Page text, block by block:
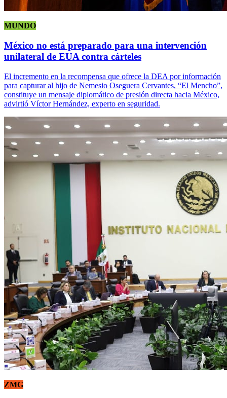
MUNDO
México no está preparado para una intervención
unilateral de EUA contra cárteles
El incremento en la recompensa que ofrece la DEA por información
para capturar al hijo de Nemesio Oseguera Cervantes, “El Mencho”,
constituye un mensaje diplomático de presión directa hacia México,
advirtió Víctor Hernández, experto en seguridad.
ZMG